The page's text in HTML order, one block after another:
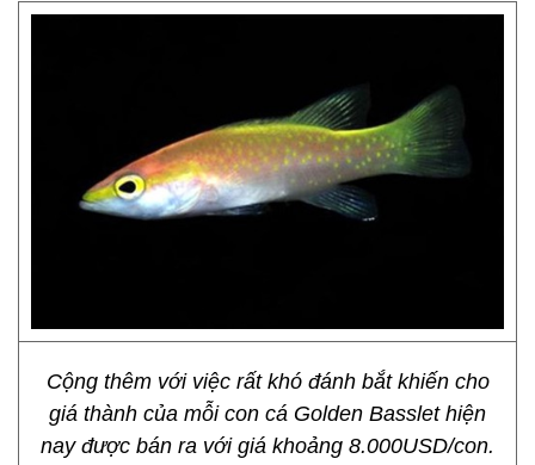
Cộng thêm với việc rất khó đánh bắt khiến cho
giá thành của mỗi con cá Golden Basslet hiện
nay được bán ra với giá khoảng 8.000USD/con.